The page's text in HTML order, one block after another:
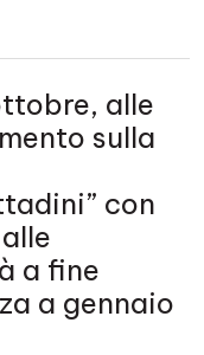
alle
sulla
con
a fine
a gennaio